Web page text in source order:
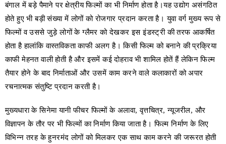
बंगाल में बड़े पैमाने पर क्षेत्रीय फिल्मों का भी निर्माण होता है।यह उद्योग असंगठित
होते हुए भी बड़ी संख्या में लोगों को रोजगार प्रदान करता है। युवा वर्ग मुख्य रूप से
फिल्मों व उससे जुड़े लोगों के ग्लैमर को देखकर इस इंडस्ट्री की तरफ आकर्षित
होता है हालांकि वास्तविकता काफी अलग है। किसी फिल्म को बनाने की प्रक्रिया
काफी मेहनत वाली होती है और इसमें कई दोहराव भी शामिल होतें हैं लेकिन फिल्म
तैयार होने के बाद निर्माताओं और उसमें काम करने वाले कलाकारों को अपार
रचनात्मक संतुष्टि प्रदान करती है।
मुख्यधारा के सिनेमा यानी फीचर फिल्मों के अलावा, वृत्तचित्र, न्यूजरील, और
विज्ञापन के तौर पर भी फिल्मों का निर्माण किया जाता है। फिल्म निर्माण के लिए
विभिन्न तरह के हुनरमंद लोगों को मिलकर एक साथ काम करने की जरूरत होती